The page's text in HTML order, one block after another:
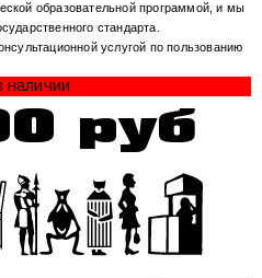
образовательной программой, и мы
стандарта.
услугой по пользованию
наличии
руб